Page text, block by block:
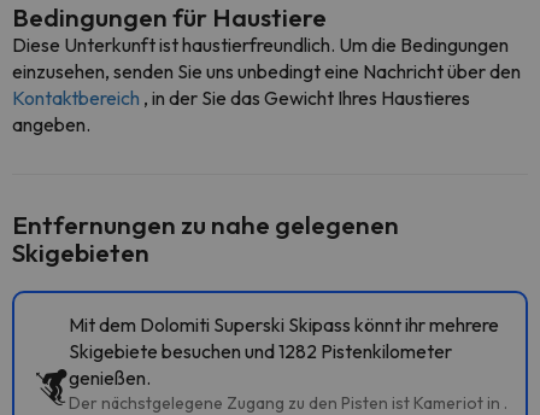
Bedingungen für Haustiere
Diese Unterkunft ist haustierfreundlich. Um die Bedingungen
einzusehen, senden Sie uns unbedingt eine Nachricht über den
Kontaktbereich , in der Sie das Gewicht Ihres Haustieres
angeben.
Entfernungen zu nahe gelegenen
Skigebieten
Mit dem Dolomiti Superski Skipass könnt ihr mehrere
Skigebiete besuchen und 1282 Pistenkilometer
genießen.
Der nächstgelegene Zugang zu den Pisten ist Kameriot in .